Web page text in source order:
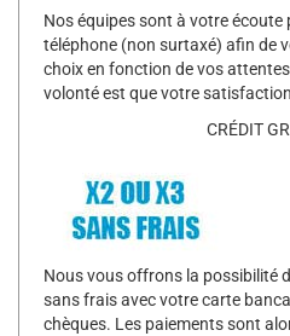
Nos équipes sont à votre écoute
téléphone (non surtaxé) afin de
choix en fonction de vos
volonté est que votre
CRÉDIT
Nous vous offrons la possibilité
sans frais avec votre carte
chèques. Les paiements sont